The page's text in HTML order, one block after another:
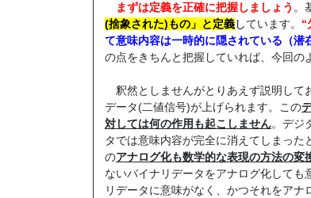
まずは定義を正確に把握しましょう 。
(捨象された)もの」と定義しています。 “
て意味内容は一時的に隠されている（潜
の点をきちんと把握していれば、今回の
釈然としませんがとりあえず説明して
データ(二値信号)が上げられます。この
対しては何の作用も起こしません。デジ
タでは意味内容が完全に消えてしまっ
のアナログ化も数学的な表現の方法の
ないバイナリデータをアナログ化して
リデータに意味がなく、かつそれをアナ